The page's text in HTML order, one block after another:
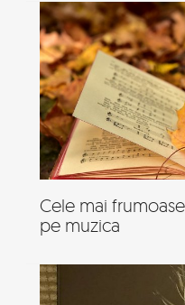
Cele mai
pe muzica